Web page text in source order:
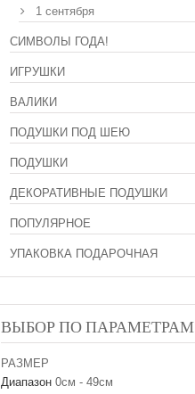
1 сентября
СИМВОЛЫ ГОДА!
ИГРУШКИ
ВАЛИКИ
ПОДУШКИ ПОД ШЕЮ
ПОДУШКИ
ДЕКОРАТИВНЫЕ ПОДУШКИ
ПОПУЛЯРНОЕ
УПАКОВКА ПОДАРОЧНАЯ
ВЫБОР ПО ПАРАМЕТРАМ
РАЗМЕР
Диапазон 0см - 49см